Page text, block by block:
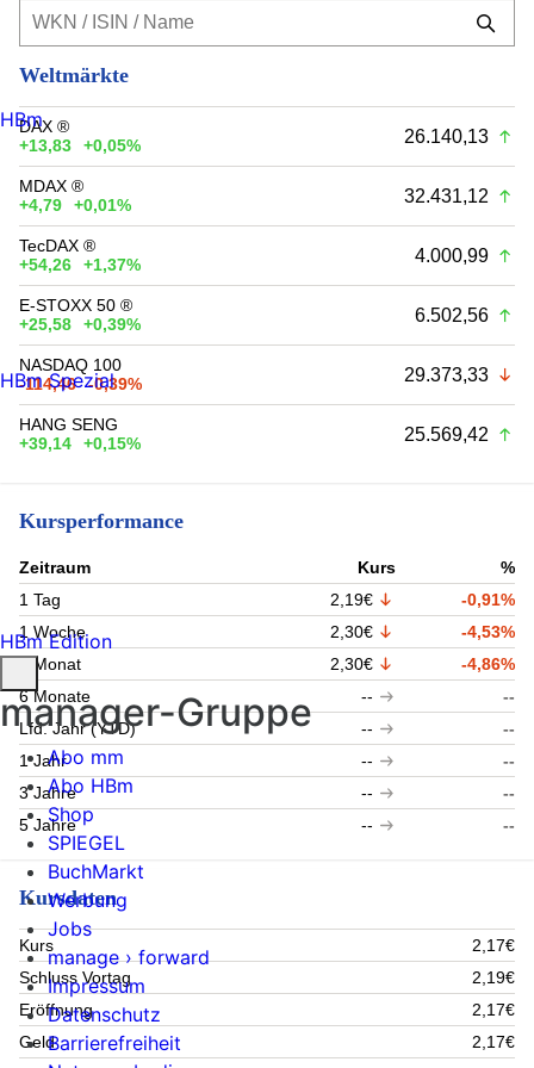
Weltmärkte
DAX ®
+13,83
+0,05% 26.140,13
MDAX ®
+4,79
+0,01% 32.431,12
TecDAX ®
+54,26
+1,37% 4.000,99
E-STOXX 50 ®
+25,58
+0,39% 6.502,56
NASDAQ 100
-114,46
-0,39% 29.373,33
HANG SENG
+39,14
+0,15% 25.569,42
Kursperformance
Zeitraum Kurs
%
1 Tag
2,19€
-0,91%
1 Woche
2,30€
-4,53%
1 Monat
2,30€
-4,86%
6 Monate
--
--
Lfd. Jahr (YTD)
--
--
1 Jahr
--
--
3 Jahre
--
--
5 Jahre
-- --
Kursdaten
Kurs
2,17€
Schluss Vortag
2,19€
Eröffnung
2,17€
Geld
2,17€
HBm
HBm Spezial
HBm Edition
manager-Gruppe
Abo mm
Abo HBm
Shop
SPIEGEL
BuchMarkt
Werbung
Jobs
manage › forward
Impressum
Datenschutz
Barrierefreiheit